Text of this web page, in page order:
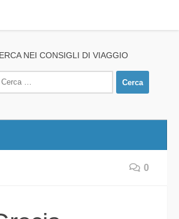
NEI CONSIGLI DI VIAGGIO
0